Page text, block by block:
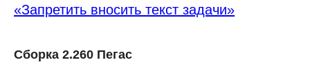
«Запретить вносить текст задачи»
Сборка 2.260 Пегас